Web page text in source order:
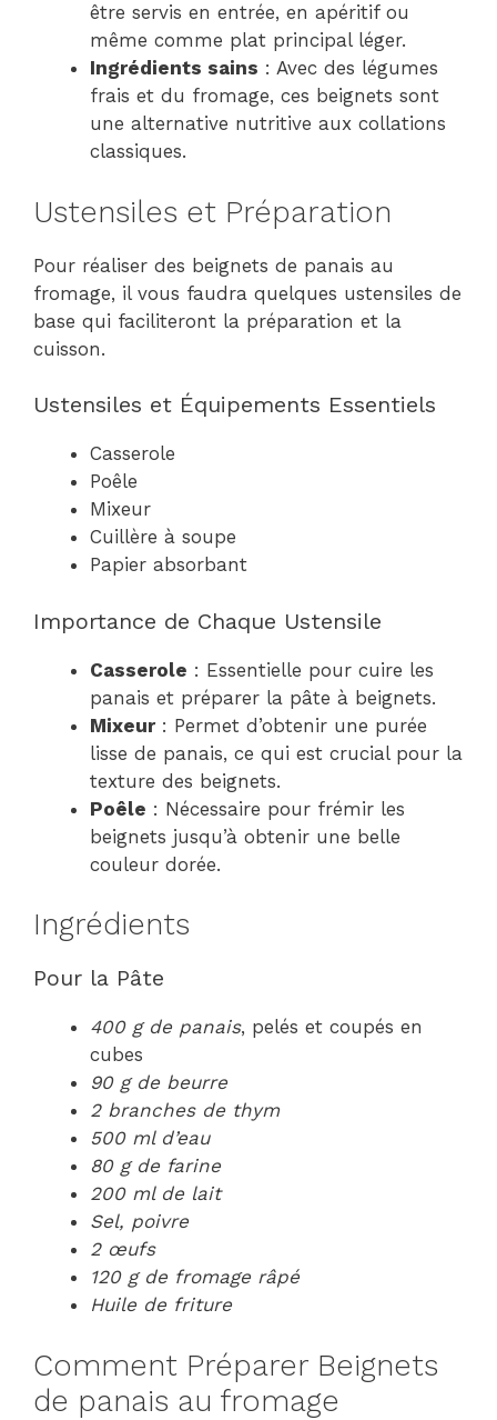
être servis en entrée, en apéritif ou
même comme plat principal léger.
Ingrédients sains : Avec des légumes
frais et du fromage, ces beignets sont
une alternative nutritive aux collations
classiques.
Ustensiles et Préparation
Pour réaliser des beignets de panais au
fromage, il vous faudra quelques ustensiles de
base qui faciliteront la préparation et la
cuisson.
Ustensiles et Équipements Essentiels
Casserole
Poêle
Mixeur
Cuillère à soupe
Papier absorbant
Importance de Chaque Ustensile
Casserole : Essentielle pour cuire les
panais et préparer la pâte à beignets.
Mixeur: Permet d’obtenir une purée
lisse de panais, ce qui est crucial pour la
texture des beignets.
Poêle : Nécessaire pour frémir les
beignets jusqu’à obtenir une belle
couleur dorée.
Ingrédients
Pour la Pâte
400 g de panais, pelés et coupés en
cubes
90 g de beurre
2 branches de thym
500 ml d’eau
80 g de farine
200 ml de lait
Sel, poivre
2 œufs
120 g de fromage râpé
Huile de friture
Comment Préparer Beignets
de panais au fromage